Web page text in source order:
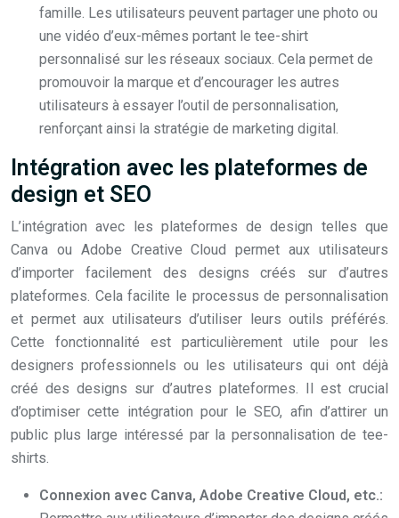
famille. Les utilisateurs peuvent partager une photo ou
une vidéo d’eux-mêmes portant le tee-shirt
personnalisé sur les réseaux sociaux. Cela permet de
promouvoir la marque et d’encourager les autres
utilisateurs à essayer l’outil de personnalisation,
renforçant ainsi la stratégie de marketing digital.
Intégration avec les plateformes de
design et SEO
L’intégration avec les plateformes de design telles que
Canva ou Adobe Creative Cloud permet aux utilisateurs
d’importer facilement des designs créés sur d’autres
plateformes. Cela facilite le processus de personnalisation
et permet aux utilisateurs d’utiliser leurs outils préférés.
Cette fonctionnalité est particulièrement utile pour les
designers professionnels ou les utilisateurs qui ont déjà
créé des designs sur d’autres plateformes. Il est crucial
d’optimiser cette intégration pour le SEO, afin d’attirer un
public plus large intéressé par la personnalisation de tee-
shirts.
Connexion avec Canva, Adobe Creative Cloud, etc.: